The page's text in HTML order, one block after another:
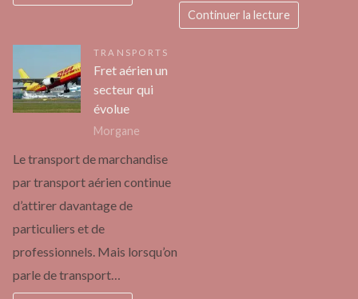
Continuer la lecture
TRANSPORTS
Fret aérien un
secteur qui
évolue
Morgane
Le transport de marchandise
par transport aérien continue
d’attirer davantage de
particuliers et de
professionnels. Mais lorsqu’on
parle de transport…